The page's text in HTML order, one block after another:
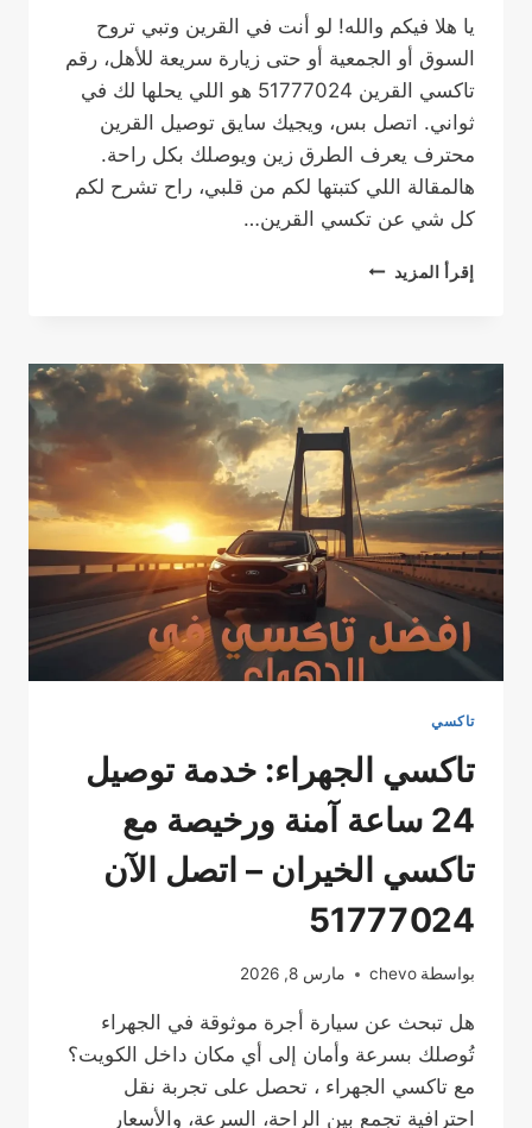
يا هلا فيكم والله! لو أنت في القرين وتبي تروح
السوق أو الجمعية أو حتى زيارة سريعة للأهل، رقم
تاكسي القرين 51777024 هو اللي يحلها لك في
ثواني. اتصل بس، ويجيك سايق توصيل القرين
محترف يعرف الطرق زين ويوصلك بكل راحة.
هالمقالة اللي كتبتها لكم من قلبي، راح تشرح لكم
كل شي عن تكسي القرين…
إقرأ المزيد رقم
تاكسي
تاكسي الجهراء: خدمة توصيل
24 ساعة آمنة ورخيصة مع
تاكسي الخيران – اتصل الآن
51777024
بواسطة chevo مارس 8, 2026
هل تبحث عن سيارة أجرة موثوقة في الجهراء
تُوصلك بسرعة وأمان إلى أي مكان داخل الكويت؟
مع تاكسي الجهراء ، تحصل على تجربة نقل
احترافية تجمع بين الراحة، السرعة، والأسعار